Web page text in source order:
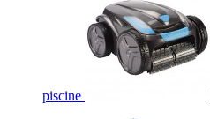
piscine